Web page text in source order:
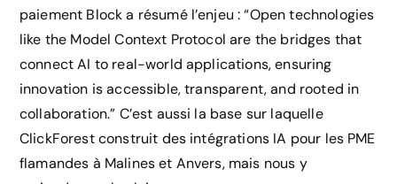
paiement Block a résumé l’enjeu : “Open technologies
like the Model Context Protocol are the bridges that
connect AI to real-world applications, ensuring
innovation is accessible, transparent, and rooted in
collaboration.” C’est aussi la base sur laquelle
ClickForest construit des intégrations IA pour les PME
flamandes à Malines et Anvers, mais nous y